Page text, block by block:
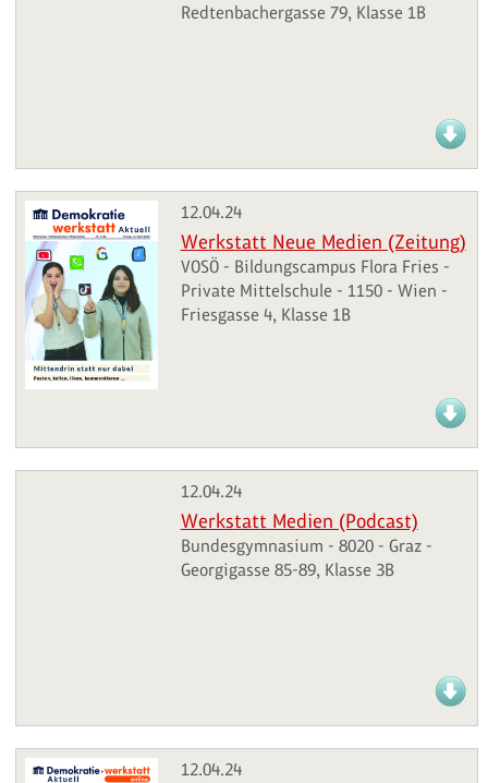
Redtenbachergasse 79, Klasse 1B
12.04.24
Werkstatt Neue Medien (Zeitung)
VOSÖ - Bildungscampus Flora Fries -
Private Mittelschule - 1150 - Wien -
Friesgasse 4, Klasse 1B
12.04.24
Werkstatt Medien (Podcast)
Bundesgymnasium - 8020 - Graz -
Georgigasse 85-89, Klasse 3B
12.04.24